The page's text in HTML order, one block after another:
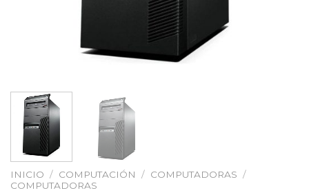
INICIO / COMPUTACIÓN / COMPUTADORAS /
COMPUTADORAS